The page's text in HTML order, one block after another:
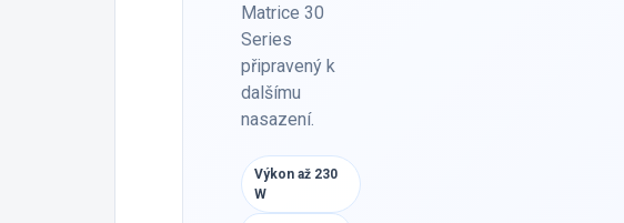
Matrice 30
Series
připravený k
dalšímu
nasazení.
Výkon až 230
W